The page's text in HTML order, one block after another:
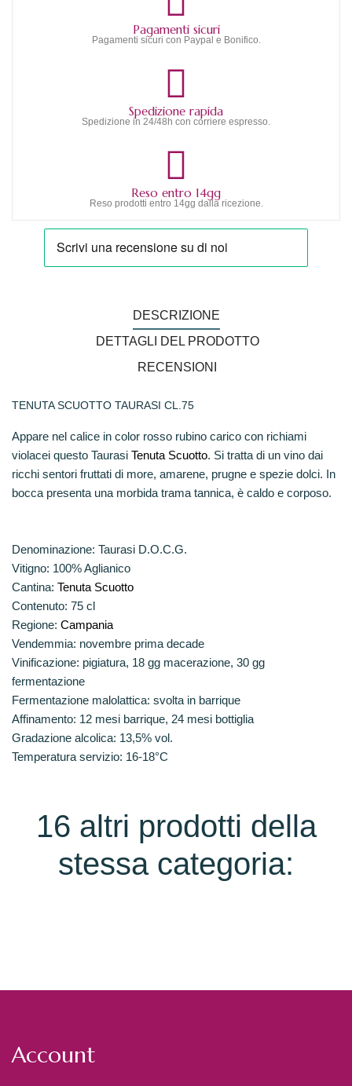
Pagamenti sicuri
Pagamenti sicuri con Paypal e Bonifico.
Spedizione rapida
Spedizione in 24/48h con corriere espresso.
Reso entro 14gg
Reso prodotti entro 14gg dalla ricezione.
DESCRIZIONE
DETTAGLI DEL PRODOTTO
RECENSIONI
TENUTA SCUOTTO TAURASI CL.75
Appare nel calice in color rosso rubino carico con richiami
violacei questo Taurasi Tenuta Scuotto. Si tratta di un vino dai
ricchi sentori fruttati di more, amarene, prugne e spezie dolci. In
bocca presenta una morbida trama tannica, è caldo e corposo.
Denominazione: Taurasi D.O.C.G.
Vitigno: 100% Aglianico
Cantina: Tenuta Scuotto
Contenuto: 75 cl
Regione: Campania
Vendemmia: novembre prima decade
Vinificazione: pigiatura, 18 gg macerazione, 30 gg
fermentazione
Fermentazione malolattica: svolta in barrique
Affinamento: 12 mesi barrique, 24 mesi bottiglia
Gradazione alcolica: 13,5% vol.
Temperatura servizio: 16-18°C
16 altri prodotti della
stessa categoria:
Account